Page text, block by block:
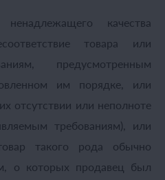
качества
товара или
предусмотренным
им порядке, или
отсутствии или неполноте
требованиям), или
такого рода обычно
о которых продавец был